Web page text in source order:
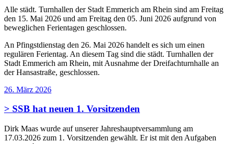
Alle städt. Turnhallen der Stadt Emmerich am Rhein sind am Freitag
den 15. Mai 2026 und am Freitag den 05. Juni 2026 aufgrund von
beweglichen Ferientagen geschlossen.
An Pfingstdienstag den 26. Mai 2026 handelt es sich um einen
regulären Ferientag. An diesem Tag sind die städt. Turnhallen der
Stadt Emmerich am Rhein, mit Ausnahme der Dreifachturnhalle an
der Hansastraße, geschlossen.
Veröffentlicht
26. März 2026
> SSB hat neuen 1. Vorsitzenden
Dirk Maas wurde auf unserer Jahreshauptversammlung am
17.03.2026 zum 1. Vorsitzenden gewählt. Er ist mit den Aufgaben